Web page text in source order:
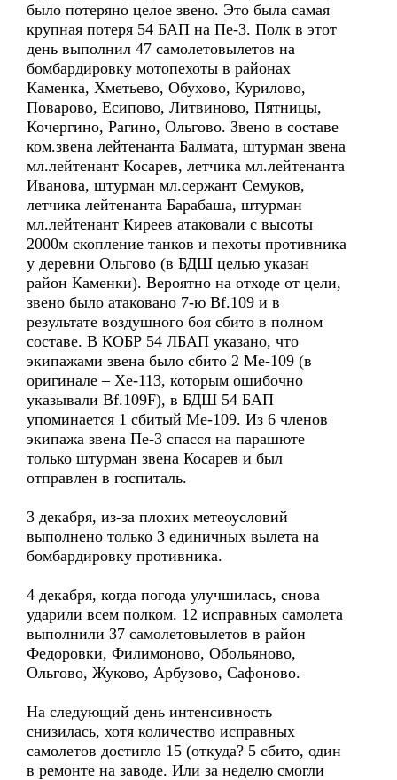
было потеряно целое звено. Это была самая
крупная потеря 54 БАП на Пе-3. Полк в этот
день выполнил 47 самолетовылетов на
бомбардировку мотопехоты в районах
Каменка, Хметьево, Обухово, Курилово,
Поварово, Есипово, Литвиново, Пятницы,
Кочергино, Рагино, Ольгово. Звено в составе
ком.звена лейтенанта Балмата, штурман звена
мл.лейтенант Косарев, летчика мл.лейтенанта
Иванова, штурман мл.сержант Семуков,
летчика лейтенанта Барабаша, штурман
мл.лейтенант Киреев атаковали с высоты
2000м скопление танков и пехоты противника
у деревни Ольгово (в БДШ целью указан
район Каменки). Вероятно на отходе от цели,
звено было атаковано 7-ю Bf.109 и в
результате воздушного боя сбито в полном
составе. В КОБР 54 ЛБАП указано, что
экипажами звена было сбито 2 Ме-109 (в
оригинале – Хе-113, которым ошибочно
указывали Bf.109F), в БДШ 54 БАП
упоминается 1 сбитый Ме-109. Из 6 членов
экипажа звена Пе-3 спасся на парашюте
только штурман звена Косарев и был
отправлен в госпиталь.
3 декабря, из-за плохих метеоусловий
выполнено только 3 единичных вылета на
бомбардировку противника.
4 декабря, когда погода улучшилась, снова
ударили всем полком. 12 исправных самолета
выполнили 37 самолетовылетов в район
Федоровки, Филимоново, Обольяново,
Ольгово, Жуково, Арбузово, Сафоново.
На следующий день интенсивность
снизилась, хотя количество исправных
самолетов достигло 15 (откуда? 5 сбито, один
в ремонте на заводе. Или за неделю смогли